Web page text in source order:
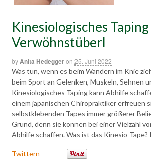
Kinesiologisches
Verwöhnstüberl
byAnita Hedeggeron 25. Juni 2022
Was tun, wenn es beim Wandern im Knie
beim Sport an Gelenken, Muskeln, Sehnen
Kinesiologisches Taping kann Abhilfe
einem japanischen Chiropraktiker erfreuen
selbstklebenden Tapes immer größerer
Grund, denn sie können bei einer Vielzahl
Abhilfe schaffen. Was ist das Kinesio-Tape?
Twittern